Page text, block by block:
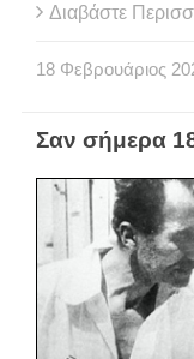
Διαβάστε
18 Φεβρουάριος
Σαν σήμερα